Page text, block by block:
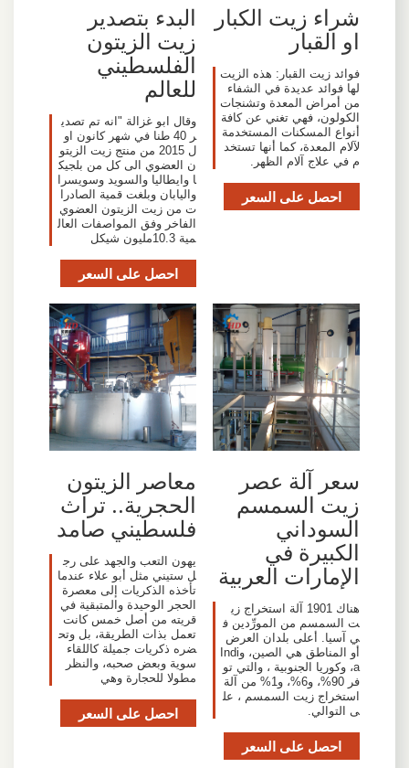
شراء زيت الكبار
او القبار
فوائد زيت القبار: هذه الزيت
لها فوائد عديدة في الشفاء
من أمراض المعدة وتشنجات
الكولون، فهي تغني عن كافة
أنواع المسكنات المستخدمة
لآلام المعدة، كما أنها تستخد
م في علاج آلام الظهر.
احصل على السعر
البدء بتصدير
زيت الزيتون
الفلسطيني
للعالم
وقال ابو غزالة "انه تم تصدي
ر 40 طنا في شهر كانون او
ل 2015 من منتج زيت الزيتو
ن العضوي الى كل من بلجيك
ا وايطاليا والسويد وسويسرا
واليابان وبلغت قمية الصادرا
ت من زيت الزيتون العضوي
الفاخر وفق المواصفات العال
مية 10.3مليون شيكل
احصل على السعر
سعر آلة عصر
زيت السمسم
السوداني
الكبيرة في
الإمارات العربية
هناك 1901 آلة استخراج زي
ت السمسم من المورِّدين ف
ي آسيا. أعلى بلدان العرض
أو المناطق هي الصين، وIndi
a، وكوريا الجنوبية ، والتي تو
فر 90%، و6%، و1% من آلة
استخراج زيت السمسم ، عل
ى التوالي.
احصل على السعر
معاصر الزيتون
الحجرية.. تراث
فلسطيني صامد
يهون التعب والجهد على رج
ل ستيني مثل أبو علاء عندما
تأخذه الذكريات إلى معصرة
الحجر الوحيدة والمتبقية في
قريته من أصل خمس كانت
تعمل بذات الطريقة، بل وتح
ضره ذكريات جميلة كاللقاء
سوية وبعض صحبه، والنظر
مطولا للحجارة وهي
احصل على السعر